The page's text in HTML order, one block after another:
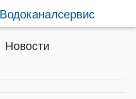
Водоканалсервис
Новости